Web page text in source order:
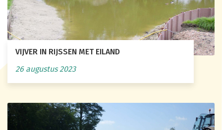
VIJVER IN RIJSSEN MET EILAND
26 augustus 2023